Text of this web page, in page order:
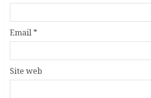
Email *
Site web